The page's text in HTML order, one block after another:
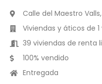
Calle del Maestro Valls,
Viviendas y áticos de
39 viviendas de renta
100% vendido
Entregada